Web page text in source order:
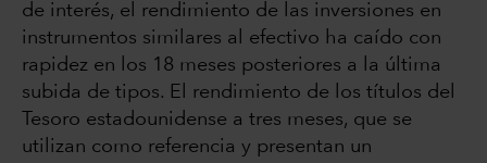
de interés, el rendimiento de las inversiones en
instrumentos similares al efectivo ha caído con
rapidez en los 18 meses posteriores a la última
subida de tipos. El rendimiento de los títulos del
Tesoro estadounidense a tres meses, que se
utilizan como referencia y presentan un